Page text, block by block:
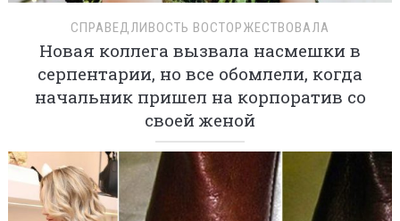
СПРАВЕДЛИВОСТЬ ВОСТОРЖЕСТВОВАЛА
Новая коллега вызвала насмешки в
серпентарии, но все обомлели, когда
начальник пришел на корпоратив со
своей женой